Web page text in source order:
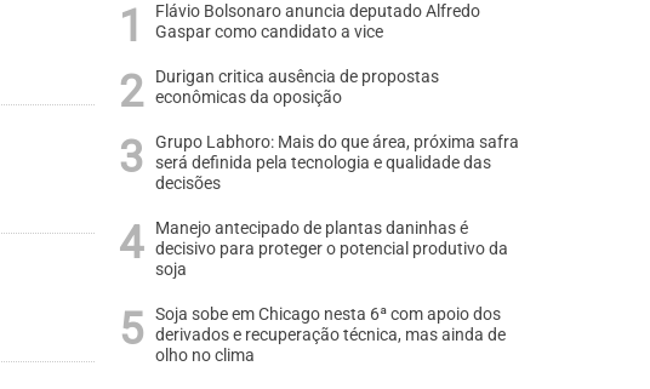
Flávio Bolsonaro anuncia deputado Alfredo
Gaspar como candidato a vice
Durigan critica ausência de propostas
econômicas da oposição
Grupo Labhoro: Mais do que área, próxima safra
será definida pela tecnologia e qualidade das
decisões
Manejo antecipado de plantas daninhas é
decisivo para proteger o potencial produtivo da
soja
Soja sobe em Chicago nesta 6ª com apoio dos
derivados e recuperação técnica, mas ainda de
olho no clima